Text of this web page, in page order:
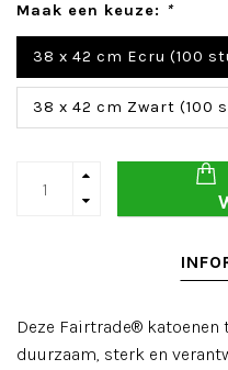
Maak een keuze: *
38 x 42 cm Ecru (100
38 x 42 cm Zwart (100
Deze Fairtrade® katoenen
duurzaam, sterk en